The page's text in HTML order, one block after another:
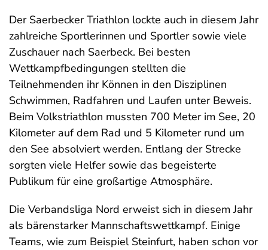
Der Saerbecker Triathlon lockte auch in diesem Jahr
zahlreiche Sportlerinnen und Sportler sowie viele
Zuschauer nach Saerbeck. Bei besten
Wettkampfbedingungen stellten die
Teilnehmenden ihr Können in den Disziplinen
Schwimmen, Radfahren und Laufen unter Beweis.
Beim Volkstriathlon mussten 700 Meter im See, 20
Kilometer auf dem Rad und 5 Kilometer rund um
den See absolviert werden. Entlang der Strecke
sorgten viele Helfer sowie das begeisterte
Publikum für eine großartige Atmosphäre.
Die Verbandsliga Nord erweist sich in diesem Jahr
als bärenstarker Mannschaftswettkampf. Einige
Teams, wie zum Beispiel Steinfurt, haben schon vor